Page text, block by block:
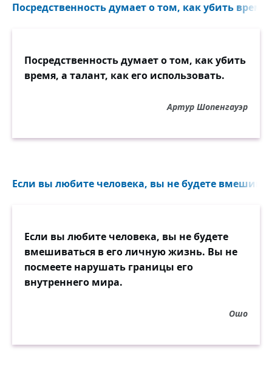
Посредственность думает о том, как убить
Посредственность думает о том, как убить
время, а талант, как его использовать.
Артур Шопенгауэр
Если вы любите человека, вы не будете
Если вы любите человека, вы не будете
вмешиваться в его личную жизнь. Вы не
посмеете нарушать границы его
внутреннего мира.
Ошо